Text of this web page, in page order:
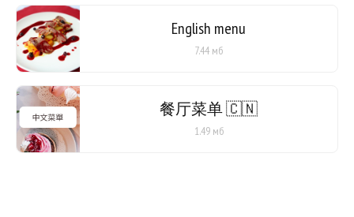
English menu
7.44 мб
餐厅菜单 🇨🇳
1.49 мб